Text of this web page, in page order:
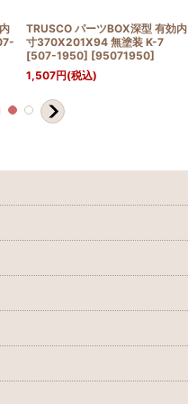
TRUSCO パーツBOX深型 有効内
寸370X201X94 無塗装 K-7
[507-1950] [95071950]
1,507円(税込)